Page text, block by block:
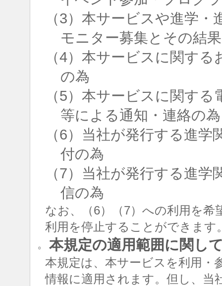
（3）本サービスや進学
モニター募集とその結
（4）本サービスに関す
の為
（5）本サービスに関す
等による通知・連絡の為
（6）当社が発行する進
付の為
（7）当社が発行する進
信の為
なお、（6）（7）への利用を
利用を停止することができます
○ 本規定の適用範囲に関し
本規定は、本サービスを利用・
情報に適用されます。但し、当